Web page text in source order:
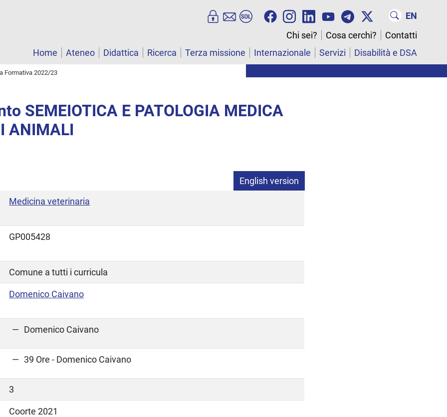
EN
Chi sei?
Cosa cerchi?
Contatti
Home
Ateneo Didattica Ricerca Terza missione Internazionale Servizi Disabilità e DSA
Formativa 2022/23
SEMEIOTICA E PATOLOGIA MEDICA
ANIMALI
English version
Medicina veterinaria
GP005428
Comune a tutti i curricula
Domenico Caivano
Domenico Caivano
39 Ore - Domenico Caivano
3
Coorte 2021